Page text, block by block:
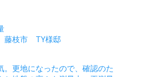
藤枝市 TY様邸
。更地になったので、確認のた